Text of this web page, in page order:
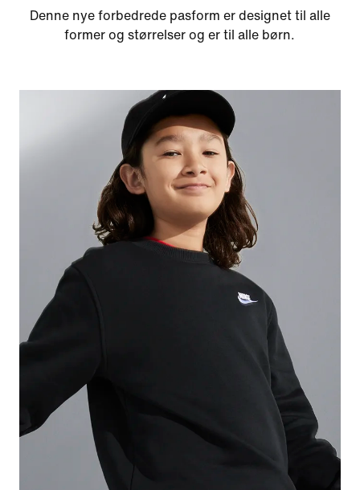
Denne nye forbedrede pasform er designet til alle
former og størrelser og er til alle børn.